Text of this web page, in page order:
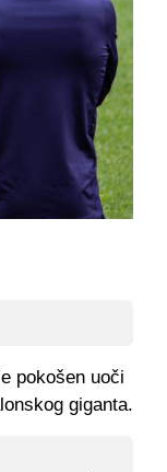
pokošen uoči
giganta.